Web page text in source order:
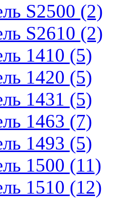
S2500 (2)
S2610 (2)
1410 (5)
1420 (5)
1431 (5)
1463 (7)
1493 (5)
1500 (11)
1510 (12)